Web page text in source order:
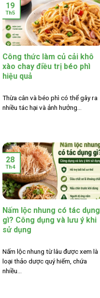
Công thức làm củ cải khô
xào chay điều trị béo phì
hiệu quả
Thừa cân và béo phì có thể gây ra
nhiều tác hại và ảnh hưởng...
19
Th5
Nấm lộc nhung có tác dụng
gì? Công dụng và lưu ý khi
sử dụng
Nấm lộc nhung từ lâu được xem là
loại thảo dược quý hiếm, chứa
nhiều...
28
Th4